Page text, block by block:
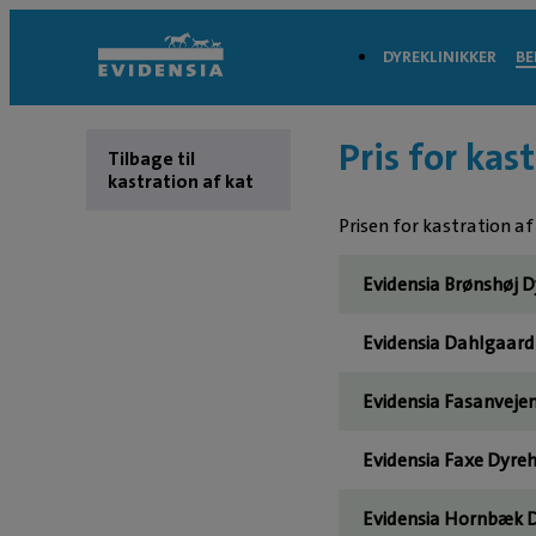
DYREKLINIKKER
Tilbage til
kastration af kat
Pris for
Prisen for kastration af
Evidensia Brønshøj
Evidensia
Evidensia
Evidensia Faxe
Evidensia Hornbæk